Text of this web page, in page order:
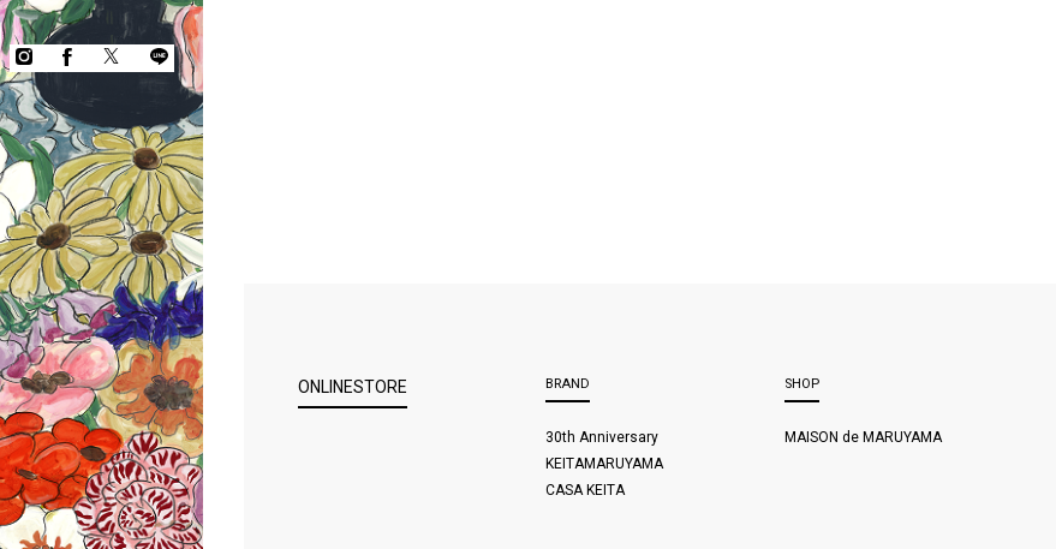
COPYRIGHT © KEITA MARUYAMA.
ALL RIGHTS RESERVED.
ONLINESTORE BRAND
30th Anniversary
KEITAMARUYAMA
CASA KEITA
SHOP
MAISON de MARUYAMA